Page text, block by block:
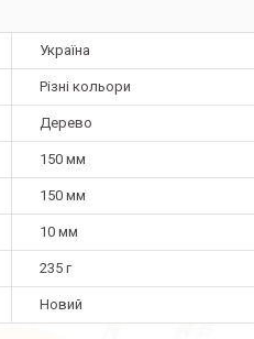
Україна
Різні кольори
Дерево
150 мм
150 мм
10 мм
235 г
Новий